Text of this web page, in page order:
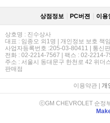
상점정보 PC버젼 이용
상호명 : 진수상사
대표 : 임종오 외1명 | 개인정보 보호 책
사업자등록번호 :205-03-80411 | 통신
전화 : 02-2214-7567 | 팩스 : 02-2214-
주소 : 서울시 동대문구 한천로 42 위더
판매점
이용약관| 개
ⓒGM CHEVROLET 순정